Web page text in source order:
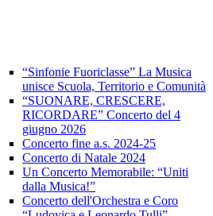
“Sinfonie Fuoriclasse” La Musica
unisce Scuola, Territorio e Comunità
“SUONARE, CRESCERE,
RICORDARE” Concerto del 4
giugno 2026
Concerto fine a.s. 2024-25
Concerto di Natale 2024
Un Concerto Memorabile: “Uniti
dalla Musica!”
Concerto dell'Orchestra e Coro